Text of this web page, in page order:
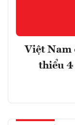
Việt Nam
thiểu 4